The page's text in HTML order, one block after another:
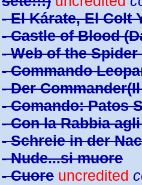
- El Kárate, El Colt
- Castle of Blood
- Web of the
- Commando
- Der
- Comando: Patos
- Con la Rabbia
- Schreie in der
- Nude...si muore
- Cuore uncredited